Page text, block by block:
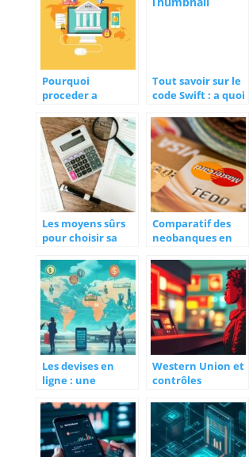
Pourquoi
proceder a
compte bancaire
en ligne ?
Tout savoir sur le
code Swift : a quoi
comment le
trouver ?
Les moyens sûrs
pour choisir sa
Comparatif des
neobanques en
trouvez la
meilleure option
du marche
Les devises en
ligne : une
pour les
voyageurs
fréquents
Western Union et
contrôles
vraies raisons
derrière les
blocages de
transferts